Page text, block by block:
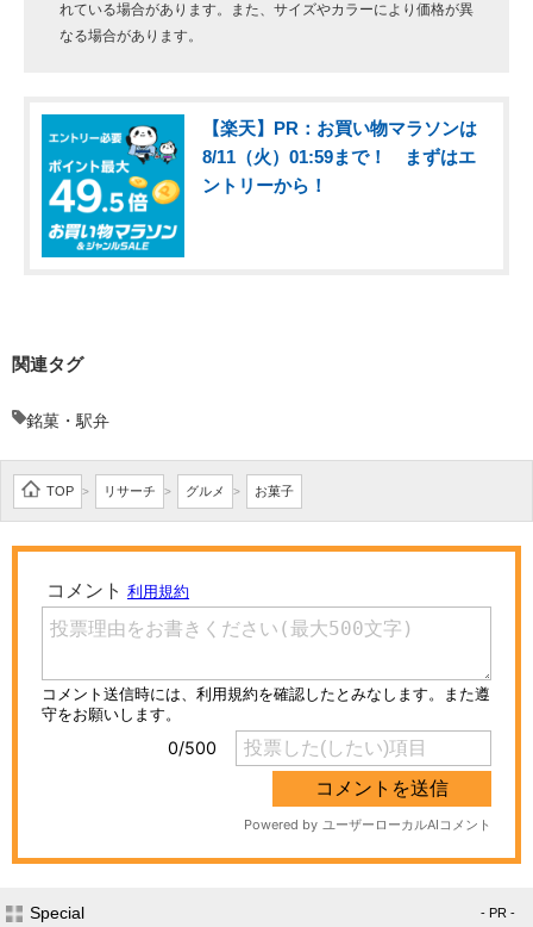
れている場合があります。また、サイズやカラーにより価格が異
なる場合があります。
【楽天】PR：お買い物マラソンは
8/11（火）01:59まで！ まずはエ
ントリーから！
関連タグ
銘菓・駅弁
TOP > リサーチ > グルメ > お菓子
Special - PR -